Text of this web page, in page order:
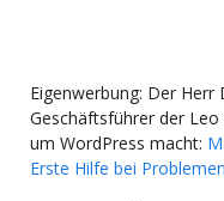
Eigenwerbung: Der
Geschäftsführer der Leo
um WordPress macht:
Erste Hilfe bei Problemen